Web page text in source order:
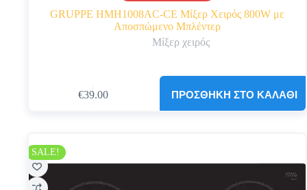
GRUPPE HMH1008AC-CE Μίξερ Χειρός 800W με
Αποσπώμενο Μπλέντερ
Μίξερ χειρός
€39.00 ΠΡΟΣΘΉΚΗ ΣΤΟ ΚΑΛΆΘΙ
SALE!